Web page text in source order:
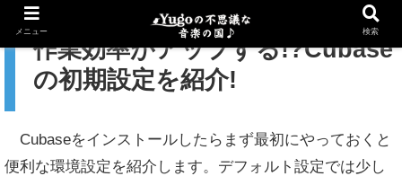
作業効率がアップする!?Cubase
の初期設定を紹介!
Cubaseをインストールしたらまず最初にやっておくと
便利な環境設定を紹介します。デフォルト設定では少し
メニュー 検索